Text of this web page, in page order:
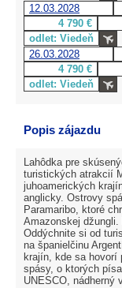
12.03.2028
4 790 €
odlet: Viedeň
26.03.2028
4 790 €
odlet: Viedeň
Popis zájazdu
Lahôdka pre
turistických atrakcií
juhoamerických
anglicky. Ostrovy
Paramaribo, ktoré
Amazonskej
Oddýchnite si od
na španielčinu
krajín, kde sa hovorí
spásy, o ktorých
UNESCO, nádherný